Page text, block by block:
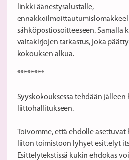
linkki äänestysalustalle,
sähköpostiosoitteeseen. Samalla
valtakirjojen tarkastus, joka
kokouksen alkua.
********
Syyskokouksessa tehdään
liittohallitukseen.
Toivomme, että ehdolle
liiton toimistoon lyhyet esittelyt
Esittelytekstissä kukin ehdokas